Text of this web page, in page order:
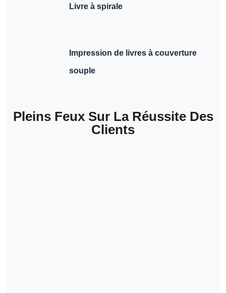
Livre à spirale
Impression de livres à couverture
souple
Pleins Feux Sur La Réussite Des
Clients